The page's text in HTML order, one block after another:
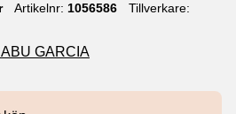
Artikelnr 1056586
Tillverkare
GARCIA